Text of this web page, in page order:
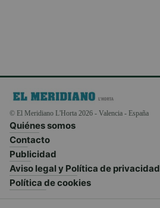
© El Meridiano L'Horta 2026 - Valencia - España
Quiénes somos
Contacto
Publicidad
Aviso legal y Política de privacidad
Política de cookies